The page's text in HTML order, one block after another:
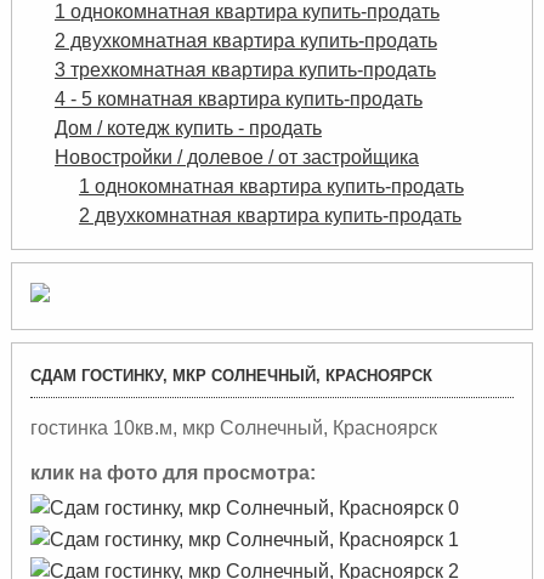
1 однокомнатная квартира купить-продать
2 двухкомнатная квартира купить-продать
3 трехкомнатная квартира купить-продать
4 - 5 комнатная квартира купить-продать
Дом / котедж купить - продать
Новостройки / долевое / от застройщика
1 однокомнатная квартира купить-продать
2 двухкомнатная квартира купить-продать
СДАМ ГОСТИНКУ, МКР СОЛНЕЧНЫЙ, КРАСНОЯРСК
гостинка 10кв.м, мкр Солнечный, Красноярск
клик на фото для просмотра: